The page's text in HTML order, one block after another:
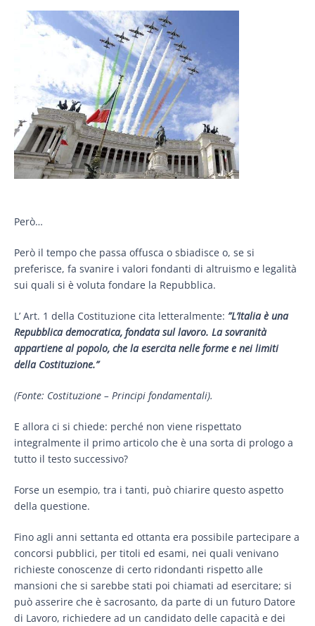
Però…
Però il tempo che passa offusca o sbiadisce o, se si
preferisce, fa svanire i valori fondanti di altruismo e legalità
sui quali si è voluta fondare la Repubblica.
L’ Art. 1 della Costituzione cita letteralmente: ”L’Italia è una
Repubblica democratica, fondata sul lavoro. La sovranità
appartiene al popolo, che la esercita nelle forme e nei limiti
della Costituzione.”
(Fonte: Costituzione – Principi fondamentali).
E allora ci si chiede: perché non viene rispettato
integralmente il primo articolo che è una sorta di prologo a
tutto il testo successivo?
Forse un esempio, tra i tanti, può chiarire questo aspetto
della questione.
Fino agli anni settanta ed ottanta era possibile partecipare a
concorsi pubblici, per titoli ed esami, nei quali venivano
richieste conoscenze di certo ridondanti rispetto alle
mansioni che si sarebbe stati poi chiamati ad esercitare; si
può asserire che è sacrosanto, da parte di un futuro Datore
di Lavoro, richiedere ad un candidato delle capacità e dei